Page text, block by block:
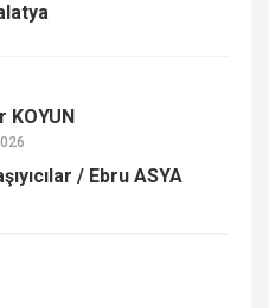
KOYUN
/ Ebru ASYA